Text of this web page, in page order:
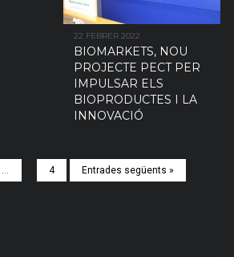
22 FEBRER 2022
BIOMARKETS, NOU
PROJECTE PECT PER
IMPULSAR ELS
BIOPRODUCTES I LA
INNOVACIÓ
4 Entrades següents »